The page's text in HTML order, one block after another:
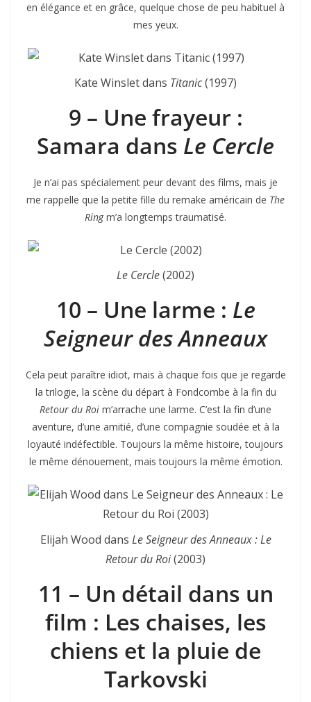
en élégance et en grâce, quelque chose de peu habituel à
mes yeux.
Kate Winslet dans Titanic(1997)
9 – Une frayeur :
Samara dans Le Cercle
Je n’ai pas spécialement peur devant des films, mais je
me rappelle que la petite fille du remake américain de The
Ringm’a longtemps traumatisé.
Le Cercle(2002)
10 – Une larme : Le
Seigneur des Anneaux
Cela peut paraître idiot, mais à chaque fois que je regarde
la trilogie, la scène du départ à Fondcombe à la fin du
Retour du Roi m’arrache une larme. C’est la fin d’une
aventure, d’une amitié, d’une compagnie soudée et à la
loyauté indéfectible. Toujours la même histoire, toujours
le même dénouement, mais toujours la même émotion.
Elijah Wood dans Le Seigneur des Anneaux : Le
Retour du Roi(2003)
11 – Un détail dans un
film : Les chaises, les
chiens et la pluie de
Tarkovski